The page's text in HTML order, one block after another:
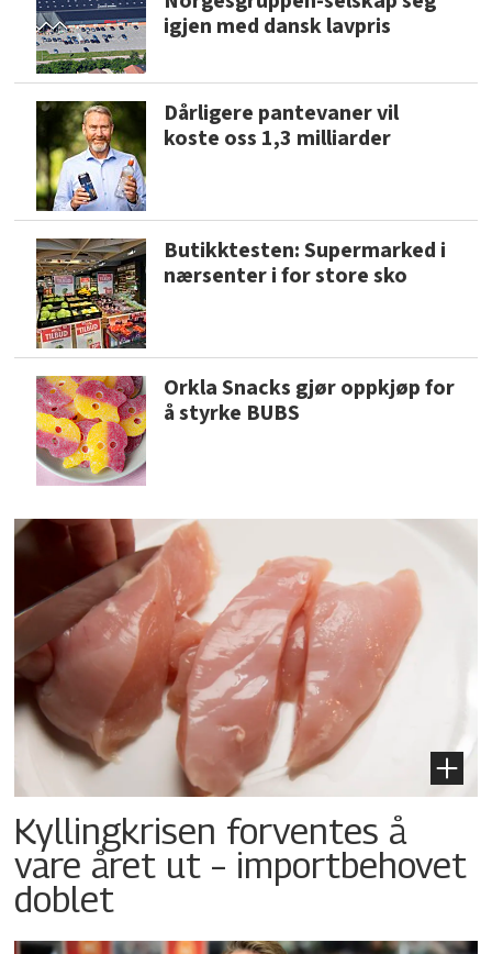
igjen med dansk lavpris
Dårligere pantevaner vil
koste oss 1,3 milliarder
Butikktesten: Supermarked i
nærsenter i for store sko
Orkla Snacks gjør oppkjøp for
å styrke BUBS
Kyllingkrisen forventes å
vare året ut – importbehovet
doblet